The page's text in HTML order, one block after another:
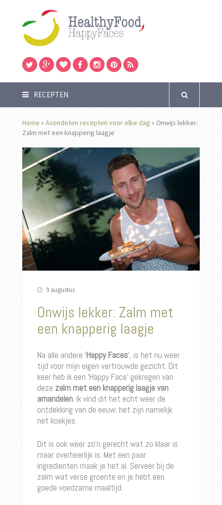
RECEPTEN
Home » Avondeten recepten voor elke dag » Onwijs lekker:
Zalm met een knapperig laagje
9 augustus
Onwijs lekker: Zalm met
een knapperig laagje
Na alle andere ‘Happy Faces‘, is het nu weer
tijd voor mijn eigen vertrouwde gezicht. Dit
keer heb ik een ‘Happy Face’ gekregen van
deze zalm met een knapperig laagje van
amandelen. Ik vind dit het echt weer de
ontdekking van de eeuw; het zijn namelijk
net koekjes.
Dit is ook weer zo’n gerecht wat zo klaar is
maar overheerlijk is. Met een paar
ingredienten maak je het al. Serveer bij de
zalm wat verse groente en je hebt een
goede voedzame maaltijd.